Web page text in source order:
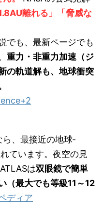
離れる 」「 脅威な
でも、最新ページでも
重力・非重力加速（ジ
の軌道解も、地球衝突
+2
ら、最接近の地球‐
ています。夜空の見
は双眼鏡で簡単
（最大でも等級11～12
ディア